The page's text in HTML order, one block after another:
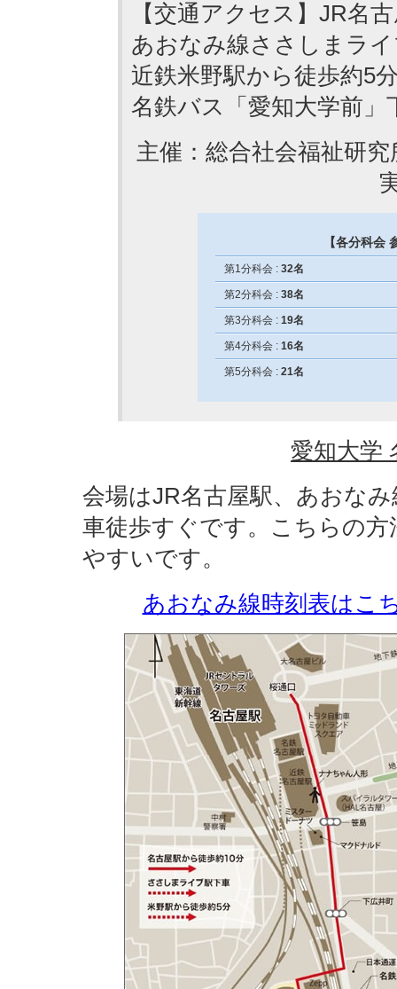
【交通アクセス】JR名
あおなみ線ささしまラ
近鉄米野駅から徒歩約5
名鉄バス「愛知大学前」
主催：総合社会福祉研
【各分科
第1分科会 : 32名
第2分科会 : 38名
第3分科会 : 19名
第4分科会 : 16名
第5分科会 : 21名
愛知大学
会場はJR名古屋駅、あおな
車徒歩すぐです。こちらの
やすいです。
あおなみ線時刻表はこ